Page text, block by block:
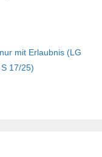
mit Erlaubnis (LG
17/25)